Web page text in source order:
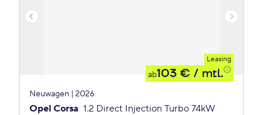
Leasing
ab103 € / mtl.
Neuwagen | 2026
Opel Corsa 1.2 Direct Injection Turbo 74kW